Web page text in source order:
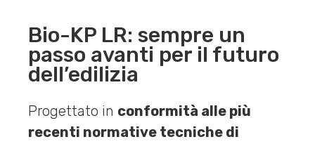
Bio-KP LR: sempre un
passo avanti per il futuro
dell’edilizia
Progettato in conformità alle più
recenti normative tecniche di